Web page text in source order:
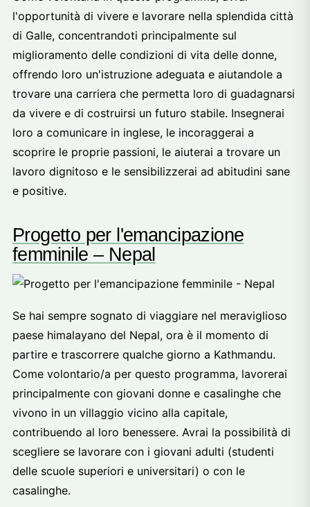
l'opportunità di vivere e lavorare nella splendida città
di Galle, concentrandoti principalmente sul
miglioramento delle condizioni di vita delle donne,
offrendo loro un'istruzione adeguata e aiutandole a
trovare una carriera che permetta loro di guadagnarsi
da vivere e di costruirsi un futuro stabile. Insegnerai
loro a comunicare in inglese, le incoraggerai a
scoprire le proprie passioni, le aiuterai a trovare un
lavoro dignitoso e le sensibilizzerai ad abitudini sane
e positive.
Progetto per l'emancipazione
femminile – Nepal
Se hai sempre sognato di viaggiare nel meraviglioso
paese himalayano del Nepal, ora è il momento di
partire e trascorrere qualche giorno a Kathmandu.
Come volontario/a per questo programma, lavorerai
principalmente con giovani donne e casalinghe che
vivono in un villaggio vicino alla capitale,
contribuendo al loro benessere. Avrai la possibilità di
scegliere se lavorare con i giovani adulti (studenti
delle scuole superiori e universitari) o con le
casalinghe.